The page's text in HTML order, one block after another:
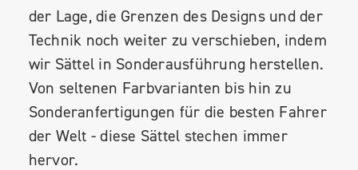
der Lage, die Grenzen des Designs und der
Technik noch weiter zu verschieben, indem
wir Sättel in Sonderausführung herstellen.
Von seltenen Farbvarianten bis hin zu
Sonderanfertigungen für die besten Fahrer
der Welt - diese Sättel stechen immer
hervor.